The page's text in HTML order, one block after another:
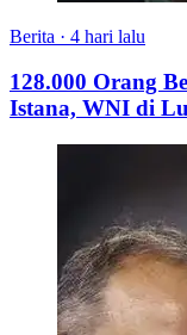
Berita · 4 hari lalu
128.000 Orang
Istana, WNI di